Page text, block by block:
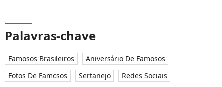
Palavras-chave
Famosos Brasileiros
Aniversário De Famosos
Fotos De Famosos
Sertanejo
Redes Sociais